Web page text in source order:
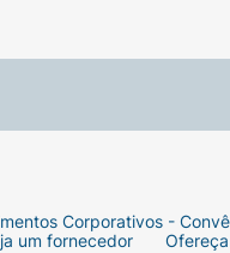
Corporativos -
um fornecedor